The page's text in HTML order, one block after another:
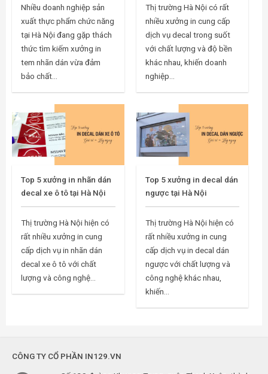
Nhiều doanh nghiệp sản
xuất thực phẩm chức năng
tại Hà Nội đang gặp thách
thức tìm kiếm xưởng in
tem nhãn dán vừa đảm
bảo chất...
Thị trường Hà Nội có rất
nhiều xưởng in cung cấp
dịch vụ decal trong suốt
với chất lượng và độ bền
khác nhau, khiến doanh
nghiệp...
Top 5 xưởng in nhãn dán
decal xe ô tô tại Hà Nội
Thị trường Hà Nội hiện có
rất nhiều xưởng in cung
cấp dịch vụ in nhãn dán
decal xe ô tô với chất
lượng và công nghệ...
Top 5 xưởng in decal dán
ngược tại Hà Nội
Thị trường Hà Nội hiện có
rất nhiều xưởng in cung
cấp dịch vụ in decal dán
ngược với chất lượng và
công nghệ khác nhau,
khiến...
CÔNG TY CỔ PHẦN IN129.VN